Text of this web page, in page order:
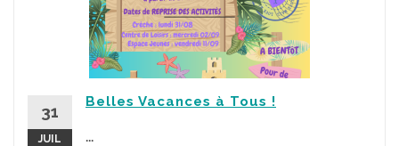
31
JUIL
Belles Vacances à Tous !